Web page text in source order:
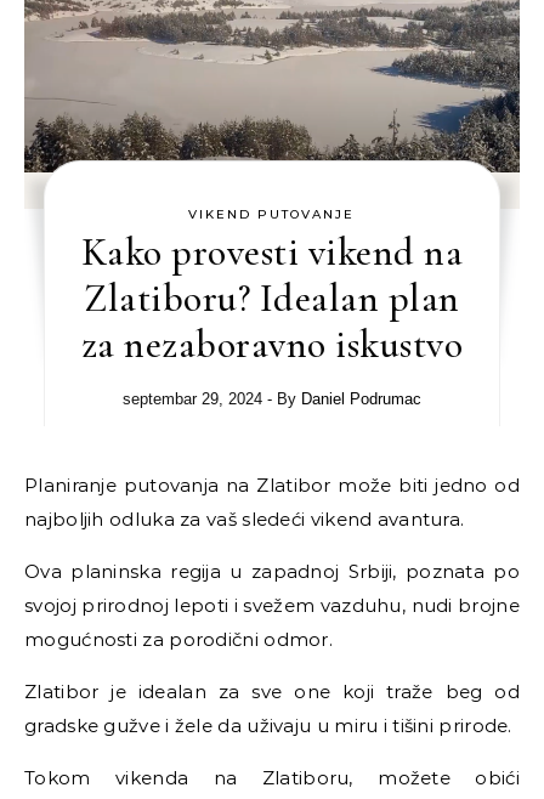
VIKEND PUTOVANJE
Kako provesti vikend na
Zlatiboru? Idealan plan
za nezaboravno iskustvo
septembar 29, 2024 - By Daniel Podrumac
Planiranje putovanja na Zlatibor može biti jedno od
najboljih odluka za vaš sledeći vikend avantura.
Ova planinska regija u zapadnoj Srbiji, poznata po
svojoj prirodnoj lepoti i svežem vazduhu, nudi brojne
mogućnosti za porodični odmor.
Zlatibor je idealan za sve one koji traže beg od
gradske gužve i žele da uživaju u miru i tišini prirode.
Tokom vikenda na Zlatiboru, možete obići